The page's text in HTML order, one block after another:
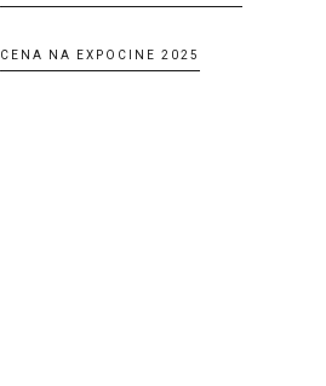
CENA NA EXPOCINE 2025